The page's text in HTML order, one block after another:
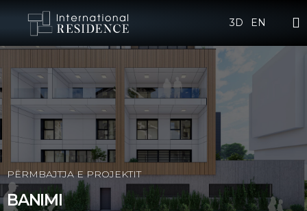
3D EN
PËRMBAJTJA E PROJEKTIT
BANIMI